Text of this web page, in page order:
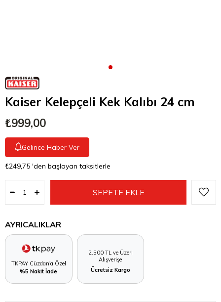
Kaiser Kelepçeli Kek Kalıbı 24 cm
₺999,00
Gelince Haber Ver
₺249,75 'den başlayan taksitlerle
AYRICALIKLAR
TKPAY Cüzdan'a Özel
%5 Nakit İade
2.500 TL ve Üzeri
Alışverişe
Ücretsiz Kargo